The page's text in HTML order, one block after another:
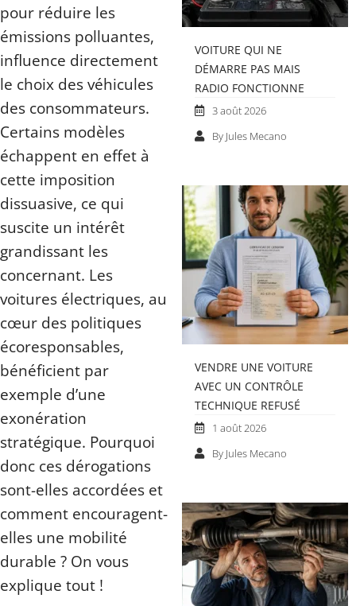
pour réduire les
émissions polluantes,
influence directement
le choix des véhicules
des consommateurs.
Certains modèles
échappent en effet à
cette imposition
dissuasive, ce qui
suscite un intérêt
grandissant les
concernant. Les
voitures électriques, au
cœur des politiques
écoresponsables,
bénéficient par
exemple d’une
exonération
stratégique. Pourquoi
donc ces dérogations
sont-elles accordées et
comment encouragent-
elles une mobilité
durable ? On vous
explique tout !
VOITURE QUI NE
DÉMARRE PAS MAIS
RADIO FONCTIONNE
3 août 2026
By Jules Mecano
VENDRE UNE VOITURE
AVEC UN CONTRÔLE
TECHNIQUE REFUSÉ
1 août 2026
By Jules Mecano